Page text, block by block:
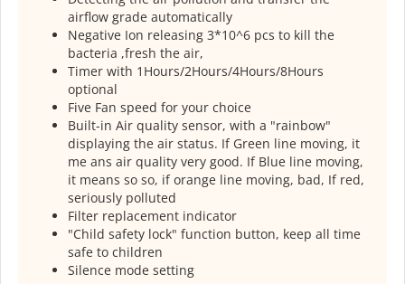
airflow grade automatically
Negative Ion releasing 3*10^6 pcs to kill the
bacteria ,fresh the air,
Timer with 1Hours/2Hours/4Hours/8Hours
optional
Five Fan speed for your choice
Built-in Air quality sensor, with a "rainbow"
displaying the air status. If Green line moving, it
me ans air quality very good. If Blue line moving,
it means so so, if orange line moving, bad, If red,
seriously polluted
Filter replacement indicator
"Child safety lock" function button, keep all time
safe to children
Silence mode setting